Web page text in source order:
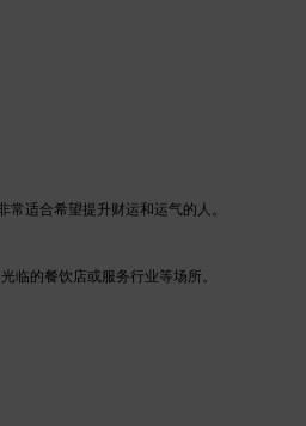
常适合希望提升财运和运气的人。
临的餐饮店或服务行业等场所。